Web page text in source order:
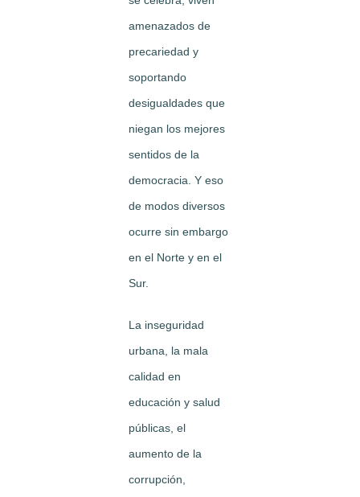
amenazados de
precariedad y
soportando
desigualdades que
niegan los mejores
sentidos de la
democracia. Y eso
de modos diversos
ocurre sin embargo
en el Norte y en el
Sur.
La inseguridad
urbana, la mala
calidad en
educación y salud
públicas, el
aumento de la
corrupción,